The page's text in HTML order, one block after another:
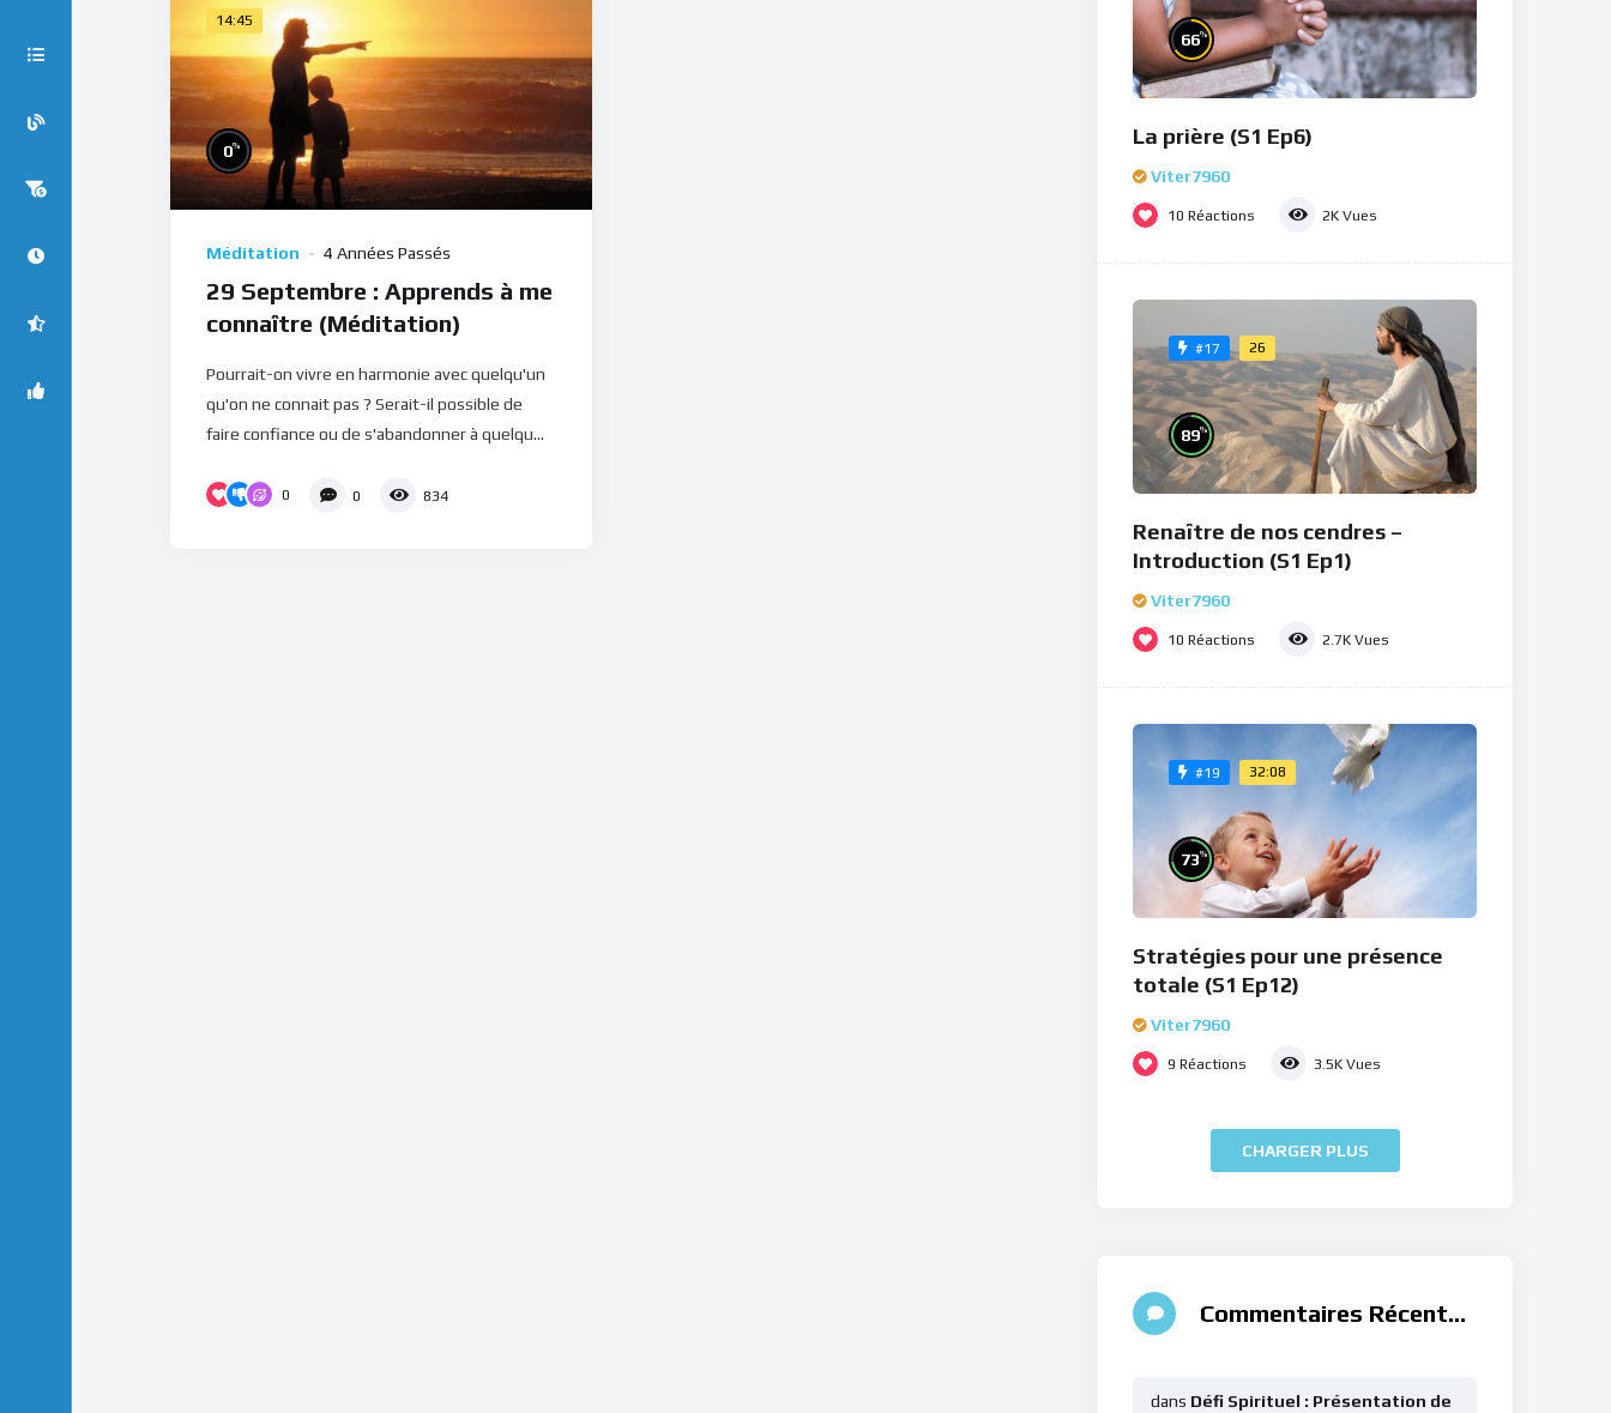
14:45
0%
Méditation 4 Années Passés
29 Septembre : Apprends à me
connaître (Méditation)
Pourrait-on vivre en harmonie avec quelqu'un
qu'on ne connait pas ? Serait-il possible de
faire confiance ou de s'abandonner à quelqu...
0 0 834
66%
La prière (S1 Ep6)
Viter7960
10 Réactions 2K Vues
#17 26
89%
Renaître de nos cendres –
Introduction (S1 Ep1)
Viter7960
10 Réactions 2.7K Vues
#19 32:08
73%
Stratégies pour une présence
totale (S1 Ep12)
Viter7960
9 Réactions 3.5K Vues
CHARGER PLUS
Commentaires Récents
dans Défi Spirituel : Présentation de